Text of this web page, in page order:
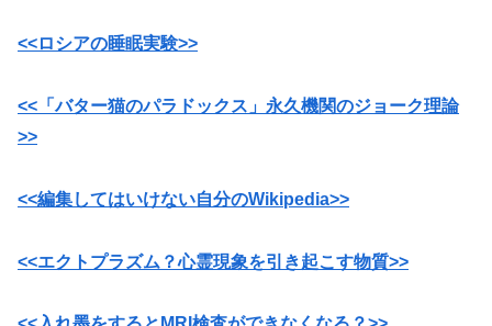
<<ロシアの睡眠実験>>
<<「バター猫のパラドックス」永久機関のジョーク理論
>>
<<編集してはいけない自分のWikipedia>>
<<エクトプラズム？心霊現象を引き起こす物質>>